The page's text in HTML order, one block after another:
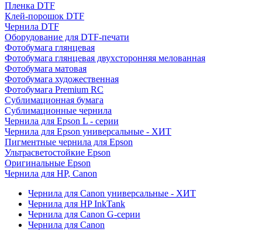
Пленка DTF
Клей-порошок DTF
Чернила DTF
Оборудование для DTF-печати
Фотобумага глянцевая
Фотобумага глянцевая двухсторонняя мелованная
Фотобумага матовая
Фотобумага художественная
Фотобумага Premium RC
Сублимационная бумага
Сублимационные чернила
Чернила для Epson L - серии
Чернила для Epson универсальные - ХИТ
Пигментные чернила для Epson
Ультрасветостойкие Epson
Оригинальные Epson
Чернила для HP, Canon
Чернила для Canon универсальные - ХИТ
Чернила для HP InkTank
Чернила для Canon G-серии
Чернила для Canon